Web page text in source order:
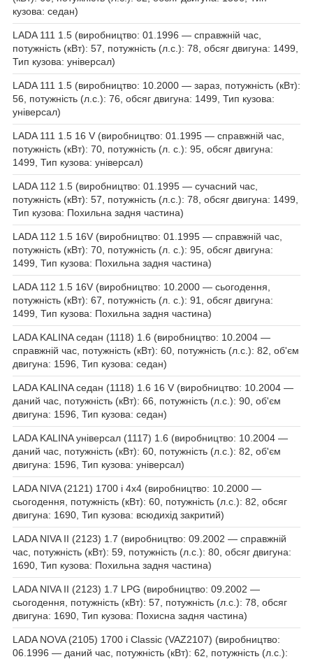
кузова: седан)
LADA 111 1.5 (виробництво: 01.1996 — справжній час,
потужність (кВт): 57, потужність (л.с.): 78, обсяг двигуна: 1499,
Тип кузова: універсал)
LADA 111 1.5 (виробництво: 10.2000 — зараз, потужність (кВт):
56, потужність (л.с.): 76, обсяг двигуна: 1499, Тип кузова:
універсал)
LADA 111 1.5 16 V (виробництво: 01.1995 — справжній час,
потужність (кВт): 70, потужність (л. с.): 95, обсяг двигуна:
1499, Тип кузова: універсал)
LADA 112 1.5 (виробництво: 01.1995 — сучасний час,
потужність (кВт): 57, потужність (л.с.): 78, обсяг двигуна: 1499,
Тип кузова: Похильна задня частина)
LADA 112 1.5 16V (виробництво: 01.1995 — справжній час,
потужність (кВт): 70, потужність (л. с.): 95, обсяг двигуна:
1499, Тип кузова: Похильна задня частина)
LADA 112 1.5 16V (виробництво: 10.2000 — сьогодення,
потужність (кВт): 67, потужність (л. с.): 91, обсяг двигуна:
1499, Тип кузова: Похильна задня частина)
LADA KALINA седан (1118) 1.6 (виробництво: 10.2004 —
справжній час, потужність (кВт): 60, потужність (л.с.): 82, об'єм
двигуна: 1596, Тип кузова: седан)
LADA KALINA седан (1118) 1.6 16 V (виробництво: 10.2004 —
даний час, потужність (кВт): 66, потужність (л.с.): 90, об'єм
двигуна: 1596, Тип кузова: седан)
LADA KALINA універсал (1117) 1.6 (виробництво: 10.2004 —
даний час, потужність (кВт): 60, потужність (л.с.): 82, об'єм
двигуна: 1596, Тип кузова: універсал)
LADA NIVA (2121) 1700 i 4x4 (виробництво: 10.2000 —
сьогодення, потужність (кВт): 60, потужність (л.с.): 82, обсяг
двигуна: 1690, Тип кузова: всюдихід закритий)
LADA NIVA II (2123) 1.7 (виробництво: 09.2002 — справжній
час, потужність (кВт): 59, потужність (л.с.): 80, обсяг двигуна:
1690, Тип кузова: Похильна задня частина)
LADA NIVA II (2123) 1.7 LPG (виробництво: 09.2002 —
сьогодення, потужність (кВт): 57, потужність (л.с.): 78, обсяг
двигуна: 1690, Тип кузова: Похисна задня частина)
LADA NOVA (2105) 1700 i Classic (VAZ2107) (виробництво:
06.1996 — даний час, потужність (кВт): 62, потужність (л.с.):